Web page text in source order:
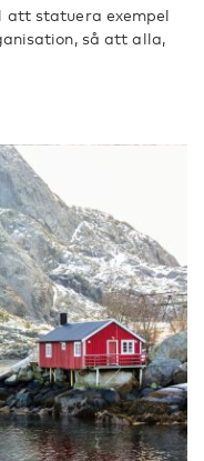
att statuera exempel
så att alla,